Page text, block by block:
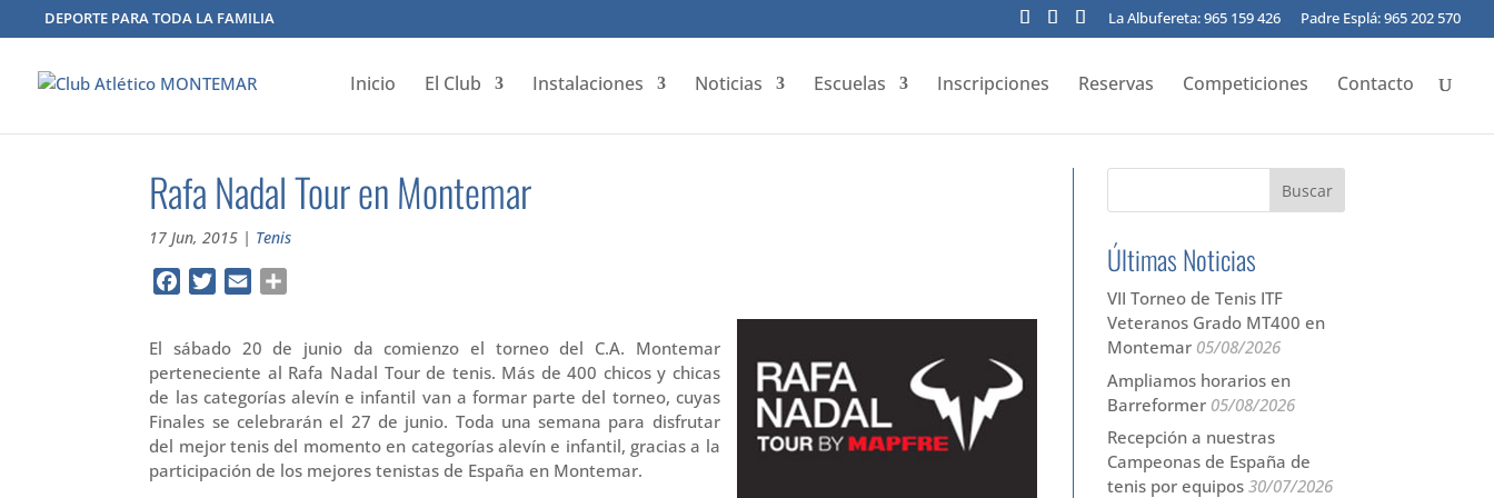
DEPORTE PARA TODA LA FAMILIA La Albufereta: 965 159 426 Padre Esplá: 965 202 570
Inicio El Club Instalaciones Noticias Escuelas Inscripciones Reservas Competiciones Contacto
Rafa Nadal Tour en Montemar
17 Jun, 2015 | Tenis
FacebookTwitterEmail
El sábado 20 de junio da comienzo el torneo del C.A. Montemar
perteneciente al Rafa Nadal Tour de tenis. Más de 400 chicos y chicas
de las categorías alevín e infantil van a formar parte del torneo, cuyas
Finales se celebrarán el 27 de junio. Toda una semana para disfrutar
del mejor tenis del momento en categorías alevín e infantil, gracias a la
participación de los mejores tenistas de España en Montemar.
Últimas Noticias
VII Torneo de Tenis ITF
Veteranos Grado MT400 en
Montemar 05/08/2026
Ampliamos horarios en
Barreformer 05/08/2026
Recepción a nuestras
Campeonas de España de
tenis por equipos 30/07/2026